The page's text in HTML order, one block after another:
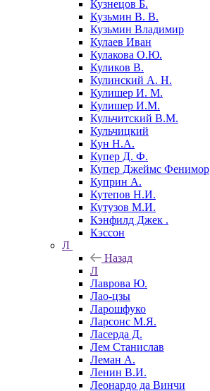
Кузнецов Б.
Кузьмин В. В.
Кузьмин Владимир
Кулаев Иван
Кулакова О.Ю.
Куликов В.
Кулинский А. Н.
Кулишер И. М.
Кулишер И.М.
Кульчитский В.М.
Кульчицкий
Кун Н.А.
Купер Д. Ф.
Купер Джеймс Фенимор
Куприн А.
Кутепов Н.И.
Кутузов М.И.
Кэнфилд Джек .
Кэссон
Л
Назад
Л
Лаврова Ю.
Лао-цзы
Ларошфуко
Ларсонс М.Я.
Ласерда Д.
Лем Станислав
Леман А.
Ленин В.И.
Леонардо да Винчи